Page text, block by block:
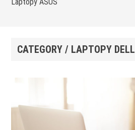
CATEGORY / LAPTOPY DELL